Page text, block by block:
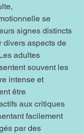
se
signes distincts
divers aspects de
adultes
souvent les
intense et
être
aux critiques
facilement
par des